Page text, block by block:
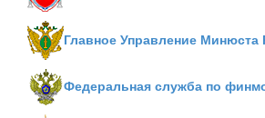
Главное Управление
Федеральная служба по